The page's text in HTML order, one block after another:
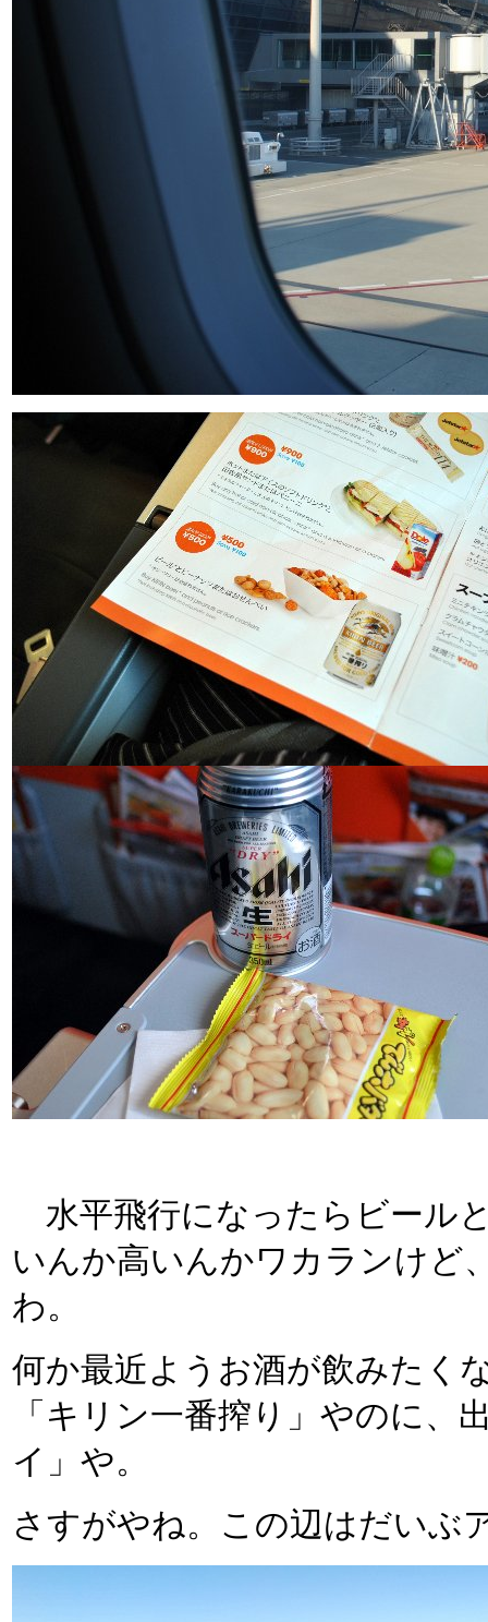
水平飛行になったらビール
いんか高いんかワカランけど
わ。
何か最近ようお酒が飲みたく
「キリン一番搾り」やのに、
イ」や。
さすがやね。この辺はだいぶ